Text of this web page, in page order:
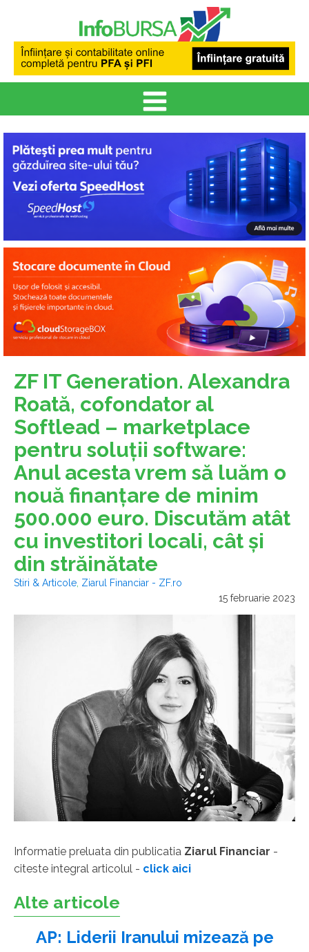
ZF IT Generation. Alexandra
Roată, cofondator al
Softlead – marketplace
pentru soluţii software:
Anul acesta vrem să luăm o
nouă finanţare de minim
500.000 euro. Discutăm atât
cu investitori locali, cât şi
din străinătate
Stiri & Articole Ziarul Financiar - ZF.ro
15 februarie 2023
Informatie preluata din publicatia Ziarul Financiar -
citeste integral articolul - click aici
Alte articole
AP: Liderii Iranului mizează pe